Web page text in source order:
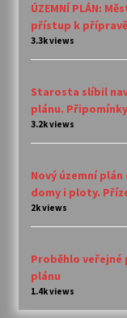
ÚZEMNÍ PLÁN:
přístup k
3.3k views
Starosta slíbil
plánu.
3.2k views
Nový územní
domy i ploty.
2k views
Proběhlo veřejné
plánu
1.4k views